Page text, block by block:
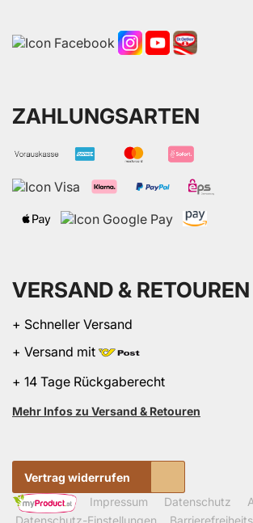
ZAHLUNGSARTEN
VERSAND & RETOUREN
+ Schneller Versand
+ Versand mit
+ 14 Tage Rückgaberecht
Mehr Infos zu Versand & Retouren
Vertrag widerrufen
Impressum
Datenschutz